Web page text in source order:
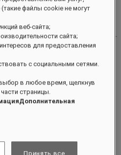
файлы cookie не могут
веб-сайта;
сайта;
для предоставления
с социальными сетями.
в любое время, щелкнув
страницы.